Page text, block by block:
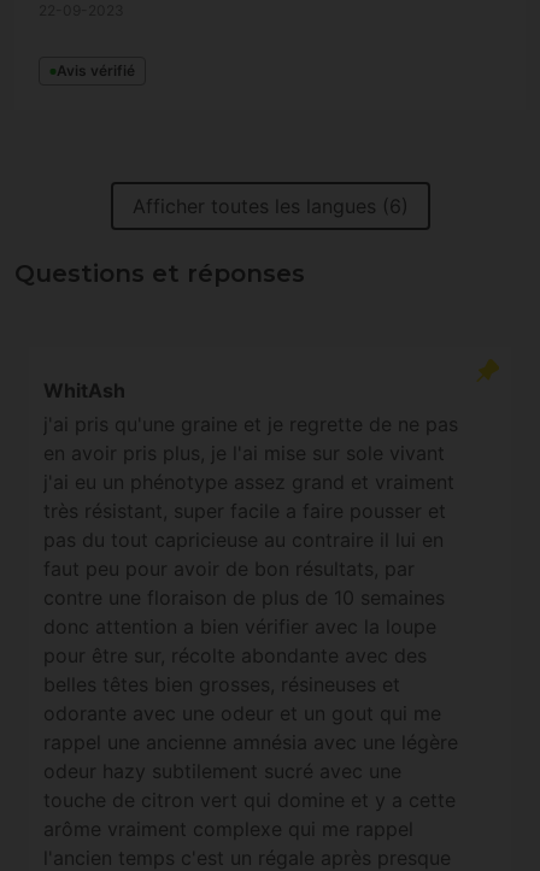
Avis vérifié
Afficher toutes les langues (6)
Questions et réponses
WhitAsh
j'ai pris qu'une graine et je regrette de ne pas
en avoir pris plus, je l'ai mise sur sole vivant
j'ai eu un phénotype assez grand et vraiment
très résistant, super facile a faire pousser et
pas du tout capricieuse au contraire il lui en
faut peu pour avoir de bon résultats, par
contre une floraison de plus de 10 semaines
donc attention a bien vérifier avec la loupe
pour être sur, récolte abondante avec des
belles têtes bien grosses, résineuses et
odorante avec une odeur et un gout qui me
rappel une ancienne amnésia avec une légère
odeur hazy subtilement sucré avec une
touche de citron vert qui domine et y a cette
arôme vraiment complexe qui me rappel
l'ancien temps c'est un régale après presque